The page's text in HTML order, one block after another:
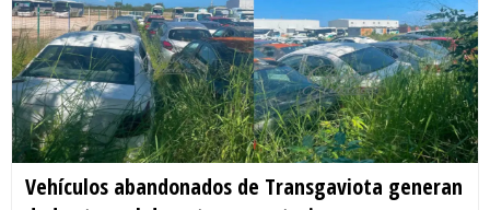
Vehículos abandonados de Transgaviota generan